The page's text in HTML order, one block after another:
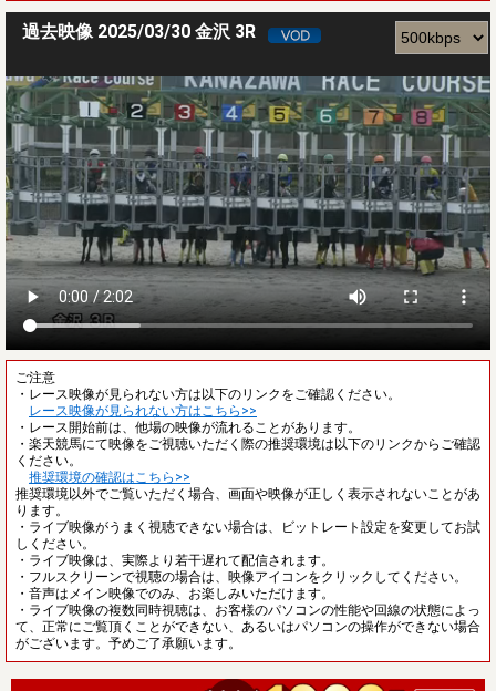
過去映像 2025/03/30 金沢 3R
ご注意
・レース映像が見られない方は以下のリンクをご確認ください。
レース映像が見られない方はこちら>>
・レース開始前は、他場の映像が流れることがあります。
・楽天競馬にて映像をご視聴いただく際の推奨環境は以下のリンクからご確認
ください。
推奨環境の確認はこちら>>
推奨環境以外でご覧いただく場合、画面や映像が正しく表示されないことがあ
ります。
・ライブ映像がうまく視聴できない場合は、ビットレート設定を変更してお試
しください。
・ライブ映像は、実際より若干遅れて配信されます。
・フルスクリーンで視聴の場合は、映像アイコンをクリックしてください。
・音声はメイン映像でのみ、お楽しみいただけます。
・ライブ映像の複数同時視聴は、お客様のパソコンの性能や回線の状態によっ
て、正常にご覧頂くことができない、あるいはパソコンの操作ができない場合
がございます。予めご了承願います。